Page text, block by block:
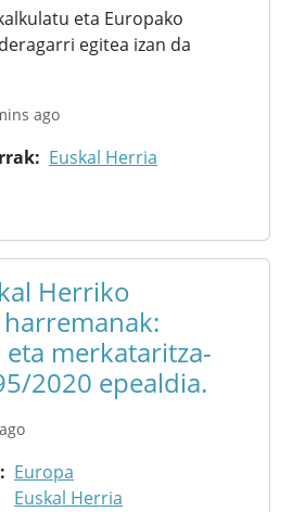
eta Europako
egitea izan da
ago
Euskal Herria
Herriko
merkataritza-
2020 epealdia.
Europa
Euskal Herria